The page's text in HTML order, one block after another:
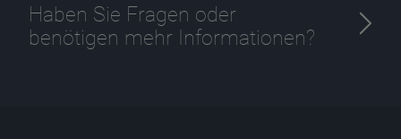
Haben Sie Fragen oder
benötigen mehr Informationen?